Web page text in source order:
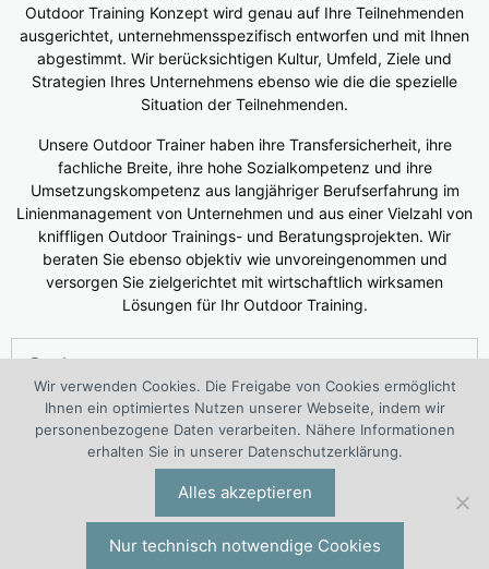
Outdoor Training Konzept wird genau auf Ihre Teilnehmenden
ausgerichtet, unternehmensspezifisch entworfen und mit Ihnen
abgestimmt. Wir berücksichtigen Kultur, Umfeld, Ziele und
Strategien Ihres Unternehmens ebenso wie die die spezielle
Situation der Teilnehmenden.
Unsere Outdoor Trainer haben ihre Transfersicherheit, ihre
fachliche Breite, ihre hohe Sozialkompetenz und ihre
Umsetzungskompetenz aus langjähriger Berufserfahrung im
Linienmanagement von Unternehmen und aus einer Vielzahl von
kniffligen Outdoor Trainings- und Beratungsprojekten. Wir
beraten Sie ebenso objektiv wie unvoreingenommen und
versorgen Sie zielgerichtet mit wirtschaftlich wirksamen
Lösungen für Ihr Outdoor Training.
Das 1. European Outdoor Training Center (WOLF®Kompetenz
Center Outdoor Training) ist ein interdisziplinäres Projekt von
Outdoortraining-Spezialisten der I.O. Group
Unternehmensberatungsgruppe | Engelsstraße 6 | 42283
Wuppertal | Deutschland | Tel. +49 (0)202 277 5000 |
|Datenschutz| Impressum| Preise & Konditionen
Kontakt
Wir verwenden Cookies. Die Freigabe von Cookies ermöglicht
Ihnen ein optimiertes Nutzen unserer Webseite, indem wir
personenbezogene Daten verarbeiten. Nähere Informationen
erhalten Sie in unserer Datenschutzerklärung.
Alles akzeptieren
Nur technisch notwendige Cookies